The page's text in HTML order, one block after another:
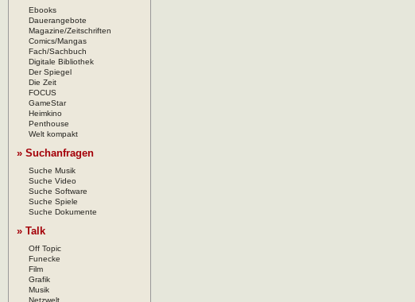
Ebooks
Dauerangebote
Magazine/Zeitschriften
Comics/Mangas
Fach/Sachbuch
Digitale Bibliothek
Der Spiegel
Die Zeit
FOCUS
GameStar
Heimkino
Penthouse
Welt kompakt
» Suchanfragen
Suche Musik
Suche Video
Suche Software
Suche Spiele
Suche Dokumente
» Talk
Off Topic
Funecke
Film
Grafik
Musik